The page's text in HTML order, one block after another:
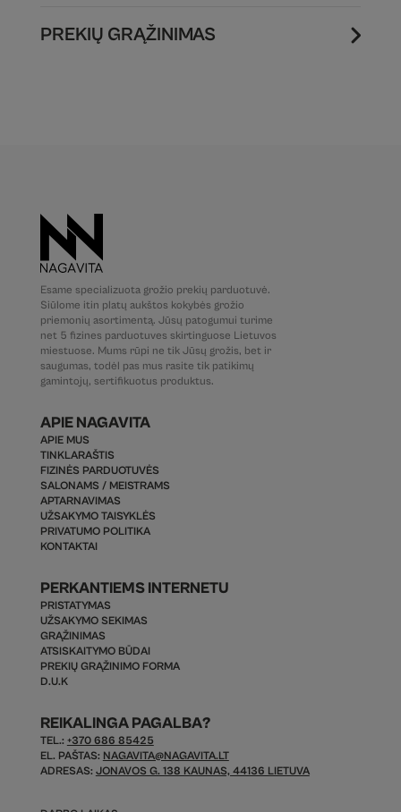
PREKIŲ GRĄŽINIMAS
Esame specializuota grožio prekių parduotuvė.
Siūlome itin platų aukštos kokybės grožio
priemonių asortimentą. Jūsų patogumui turime
net 5 fizines parduotuves skirtinguose Lietuvos
miestuose. Mums rūpi ne tik Jūsų grožis, bet ir
saugumas, todėl pas mus rasite tik patikimų
gamintojų, sertifikuotus produktus.
APIE NAGAVITA
APIE MUS
TINKLARAŠTIS
FIZINĖS PARDUOTUVĖS
SALONAMS / MEISTRAMS
APTARNAVIMAS
UŽSAKYMO TAISYKLĖS
PRIVATUMO POLITIKA
KONTAKTAI
PERKANTIEMS INTERNETU
PRISTATYMAS
UŽSAKYMO SEKIMAS
GRĄŽINIMAS
ATSISKAITYMO BŪDAI
PREKIŲ GRĄŽINIMO FORMA
D.U.K
REIKALINGA PAGALBA?
TEL.: +370 686 85425
EL. PAŠTAS: NAGAVITA@NAGAVITA.LT
ADRESAS: JONAVOS G. 138 KAUNAS, 44136 LIETUVA